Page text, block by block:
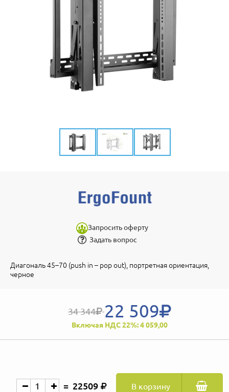
Запросить оферту
Задать вопрос
Диагональ 45–70 (push in – pop out), портретная ориентация,
черное
34 344 22 509
Включая НДС 22%: 4 059,00
22509 В корзину